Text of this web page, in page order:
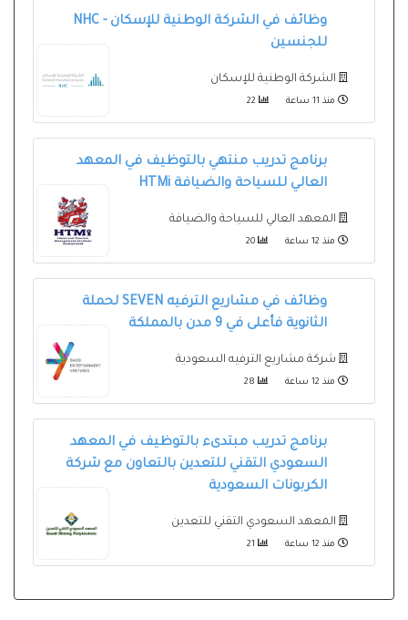
وظائف في الشركة الوطنية للإسكان - NHC
للجنسين
الشركة الوطنية للإسكان
منذ 11 ساعة
برنامج تدريب منتهي بالتوظيف في المعهد
العالي للسياحة والضيافة HTMi
المعهد العالي للسياحة والضيافة
منذ 12 ساعة
وظائف في مشاريع الترفيه SEVEN لحملة
الثانوية فأعلى في 9 مدن بالمملكة
شركة مشاريع الترفيه السعودية
منذ 12 ساعة
برنامج تدريب مبتدىء بالتوظيف في المعهد
السعودي التقني للتعدين بالتعاون مع شركة
الكربونات السعودية
المعهد السعودي التقني للتعدين
منذ 12 ساعة